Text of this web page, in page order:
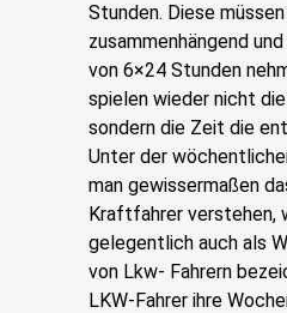
Stunden. Diese
zusammenhängend
von 6×24 Stunden
spielen wieder nicht
sondern die Zeit die
Unter der
man gewissermaßen
Kraftfahrer verstehen,
gelegentlich auch als
von Lkw- Fahrern
LKW-Fahrer ihre